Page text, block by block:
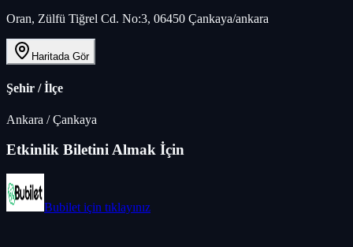
Oran, Zülfü Tiğrel Cd. No:3, 06450 Çankaya/ankara
Haritada Gör
Şehir / İlçe
Ankara /Çankaya
Etkinlik Biletini Almak İçin
Bubilet için tıklayınız